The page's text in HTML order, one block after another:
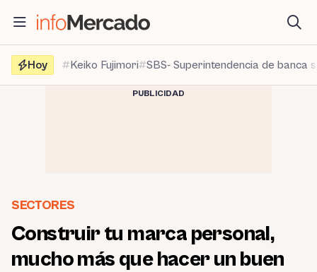
contenido
Hoy
Keiko Fujimori SBS- Superintendencia de banca
PUBLICIDAD
SECTORES
Construir tu marca personal,
mucho más que hacer un buen